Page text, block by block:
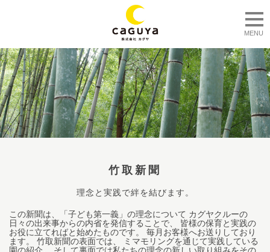
MENU
竹取新聞
理念と実践で絆を結びます。
この新聞は、「子ども第一義」の理念について カグヤクルーの
日々の出来事からの内省を発信することで、 皆様の保育と実践の
お役に立てればと始めたものです。 毎月お客様へお送りしており
ます。 竹取新聞の表面では、 ミマモリングを通じて実践している